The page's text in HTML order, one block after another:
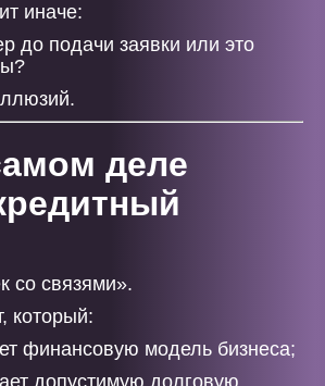
иначе:
до подачи заявки или это
деле
со связями».
который:
финансовую модель бизнеса;
допустимую долговую